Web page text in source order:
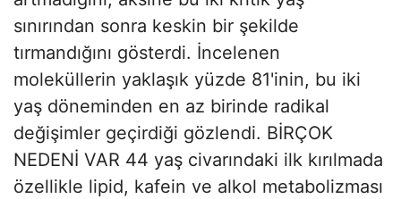
sınırından sonra keskin bir şekilde
tırmandığını gösterdi. İncelenen
moleküllerin yaklaşık yüzde 81'inin, bu iki
yaş döneminden en az birinde radikal
değişimler geçirdiği gözlendi. BİRÇOK
NEDENİ VAR 44 yaş civarındaki ilk kırılmada
özellikle lipid, kafein ve alkol metabolizması